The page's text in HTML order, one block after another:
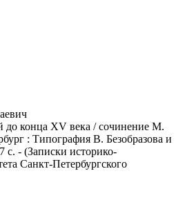
до конца XV века / сочинение М.
: Типография В. Безобразова и
- (Записки историко-
Санкт-Петербургского